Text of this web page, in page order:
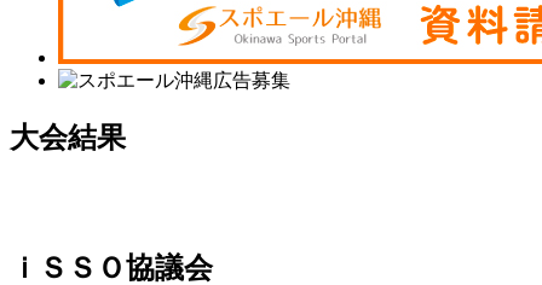
大会結果
ｉＳＳＯ協議会